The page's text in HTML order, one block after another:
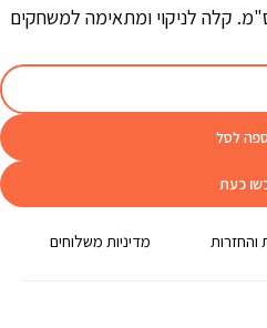
להפקת צליל. מידות: 20 ס"מ. קלה לניקוי ומתאימה למשחקים
לסל
כעת
והחזרות מדיניות משלוחים